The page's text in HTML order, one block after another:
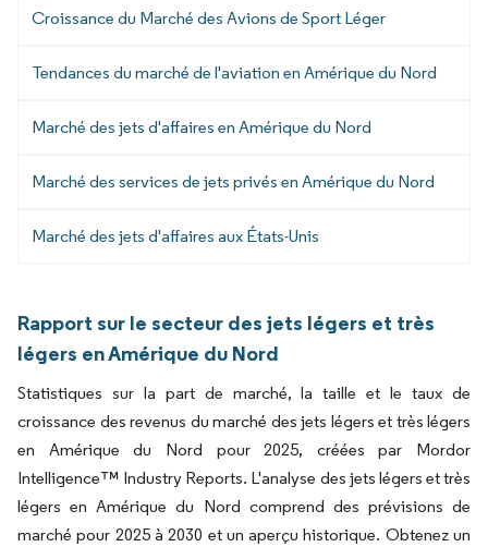
Croissance du Marché des Avions de Sport Léger
Tendances du marché de l'aviation en Amérique du Nord
Marché des jets d'affaires en Amérique du Nord
Marché des services de jets privés en Amérique du Nord
Marché des jets d'affaires aux États-Unis
Rapport sur le secteur des jets légers et très
légers en Amérique du Nord
Statistiques sur la part de marché, la taille et le taux de
croissance des revenus du marché des jets légers et très légers
en Amérique du Nord pour 2025, créées par Mordor
Intelligence™ Industry Reports. L'analyse des jets légers et très
légers en Amérique du Nord comprend des prévisions de
marché pour 2025 à 2030 et un aperçu historique. Obtenez un